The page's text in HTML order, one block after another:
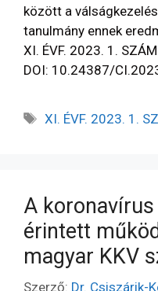
között a
tanulmány ennek
XI. ÉVF. 2023. 1.
DOI: 10.24387/
XI. ÉVF. 2023. 1.
A koronavírus
érintett
magyar KKV
Szerző: Dr. Csiszárik-